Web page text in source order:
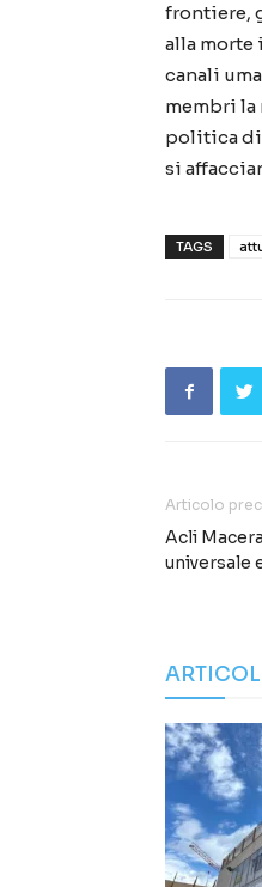
frontiere,
alla morte
canali
membri
politica di
si
TAGS
Articolo
Acli
universale